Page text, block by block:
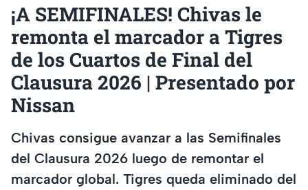
¡A SEMIFINALES! Chivas le
remonta el marcador a Tigres
de los Cuartos de Final del
Clausura 2026 | Presentado por
Nissan
Chivas consigue avanzar a las Semifinales
del Clausura 2026 luego de remontar el
marcador global. Tigres queda eliminado del